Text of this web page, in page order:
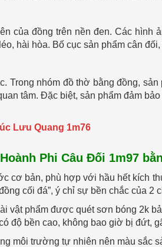
của đồng trên nền đen. Các hình
hài hòa. Bố cục sản phẩm cân đối,
Trong nhóm đồ thờ bằng đồng,
tâm. Đặc biệt, sản phẩm đảm
Lưu Quang 1m76
Phi Câu Đối 1m97
cơ bản, phù hợp với hầu hết kích
cối đá”, ý chỉ sự bền chắc của 2
vật phẩm được quét sơn bóng 2k
độ bền cao, không bao giờ bị đứt,
môi trường tự nhiên nên màu sắc